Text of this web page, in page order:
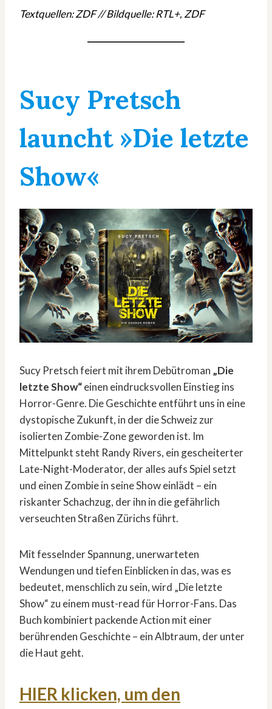
Textquellen: ZDF // Bildquelle: RTL+, ZDF
Sucy Pretsch
launcht »Die letzte
Show«
Sucy Pretsch feiert mit ihrem Debütroman „Die
letzte Show“einen eindrucksvollen Einstieg ins
Horror-Genre. Die Geschichte entführt uns in eine
dystopische Zukunft, in der die Schweiz zur
isolierten Zombie-Zone geworden ist. Im
Mittelpunkt steht Randy Rivers, ein gescheiterter
Late-Night-Moderator, der alles aufs Spiel setzt
und einen Zombie in seine Show einlädt – ein
riskanter Schachzug, der ihn in die gefährlich
verseuchten Straßen Zürichs führt.
Mit fesselnder Spannung, unerwarteten
Wendungen und tiefen Einblicken in das, was es
bedeutet, menschlich zu sein, wird „Die letzte
Show“ zu einem must-read für Horror-Fans. Das
Buch kombiniert packende Action mit einer
berührenden Geschichte – ein Albtraum, der unter
die Haut geht.
HIER klicken, um den